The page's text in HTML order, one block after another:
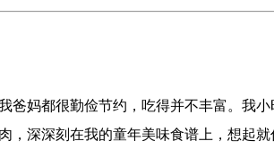
爸妈都很勤俭节约，吃得并不丰富。我
，深深刻在我的童年美味食谱上，想起就